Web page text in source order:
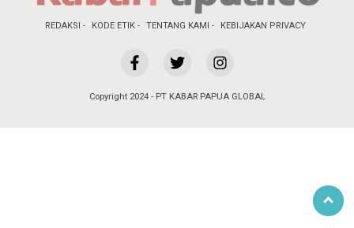
REDAKSI KODE ETIK TENTANG KAMI KEBIJAKAN PRIVACY
Copyright 2024 - PT KABAR PAPUA GLOBAL